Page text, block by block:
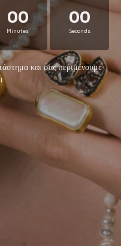
00
Minutes
00
Seconds
και σας περιμένουμε